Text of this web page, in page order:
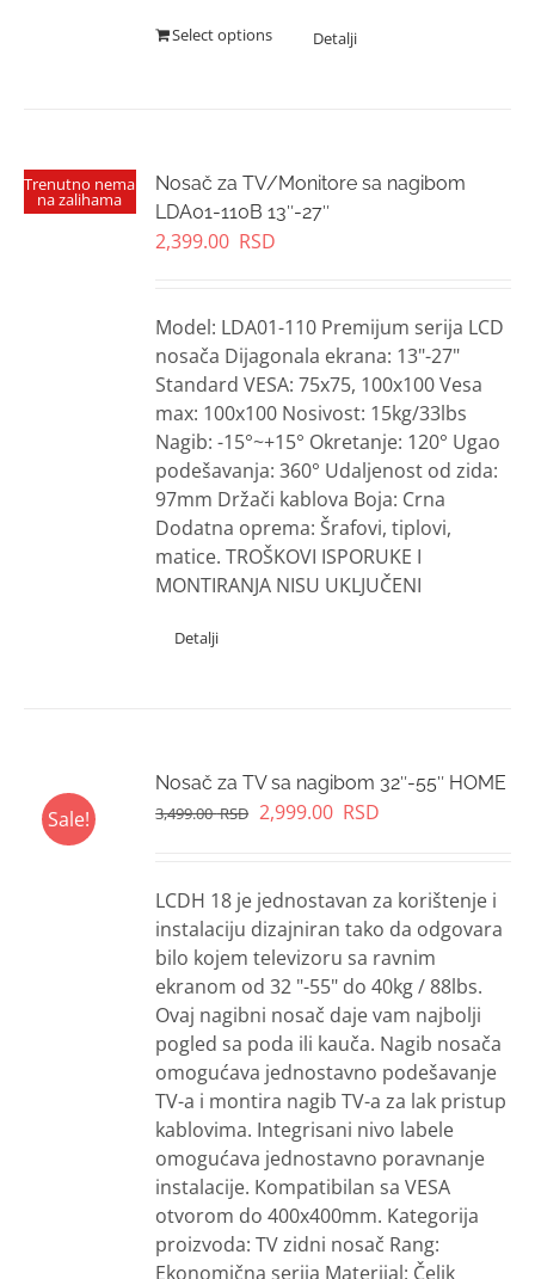
Select options
Trenutno nema
na zalihama
Nosač za TV/Monitore sa nagibom
LDA01-110B 13″-27″
2,399.00 RSD
Model: LDA01-110 Premijum serija LCD
nosača Dijagonala ekrana: 13"-27"
Standard VESA: 75x75, 100x100 Vesa
max: 100x100 Nosivost: 15kg/33lbs
Nagib: -15°~+15° Okretanje: 120° Ugao
podešavanja: 360° Udaljenost od zida:
97mm Držači kablova Boja: Crna
Dodatna oprema: Šrafovi, tiplovi,
matice. TROŠKOVI ISPORUKE I
MONTIRANJA NISU UKLJUČENI
Sale!
Nosač za TV sa nagibom 32″-55″ HOME
3,499.00RSD Original
3,499.00
RSD.
2,999.00 RSD
2,999.00
RSD.
LCDH 18 je jednostavan za korištenje i
instalaciju dizajniran tako da odgovara
bilo kojem televizoru sa ravnim
ekranom od 32 "-55" do 40kg / 88lbs.
Ovaj nagibni nosač daje vam najbolji
pogled sa poda ili kauča. Nagib nosača
omogućava jednostavno podešavanje
TV-a i montira nagib TV-a za lak pristup
kablovima. Integrisani nivo labele
omogućava jednostavno poravnanje
instalacije. Kompatibilan sa VESA
otvorom do 400x400mm. Kategorija
proizvoda: TV zidni nosač Rang:
Ekonomična serija Materijal: Čelik